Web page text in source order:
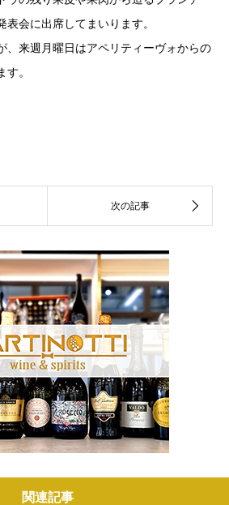
表会に出席してまいります。
、来週月曜日はアペリティーヴォからの
。
関連記事